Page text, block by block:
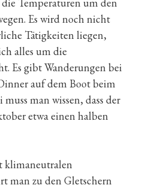
Es wird noch nicht
Tätigkeiten liegen,
alles um die
Es gibt Wanderungen bei
auf dem Boot beim
man wissen, dass der
etwa einen halben
klimaneutralen
man zu den Gletschern